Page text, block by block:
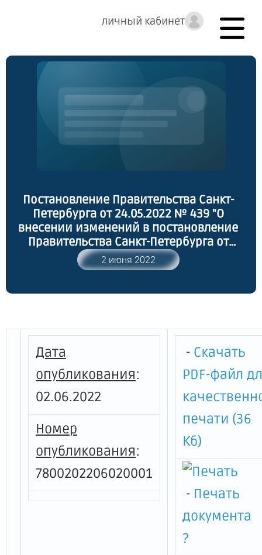
личный кабинет
Постановление Правительства Санкт-
Петербурга от 24.05.2022 № 439 "О
внесении изменений в постановление
Правительства Санкт-Петербурга от
30.06.2010 № 883"
2 июня 2022
Дата
опубликования:
02.06.2022
Номер
опубликования:
7800202206020001
- Скачать
PDF-файл
печати (36
Кб)
- Печать
документа
?